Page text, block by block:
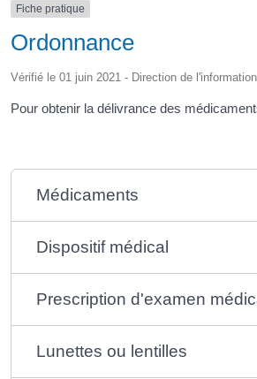
Fiche pratique
Ordonnance
Vérifié le 01 juin 2021 - Direction de
Pour obtenir la délivrance des
Médicaments
Dispositif médical
Prescription d'examen
Lunettes ou lentilles